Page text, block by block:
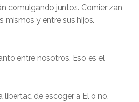
comulgando juntos. Comienzan
mismos y entre sus hijos.
entre nosotros. Eso es el
libertad de escoger a El o no.